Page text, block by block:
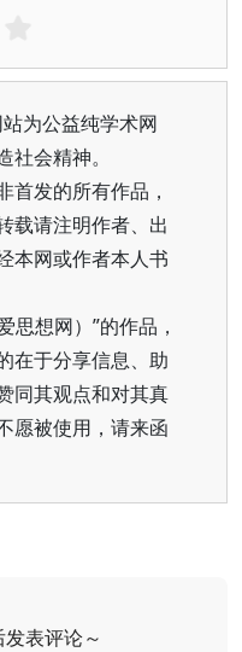
为公益纯学术网
会精神。
首发的所有作品，
载请注明作者、出
本网或作者本人书
思想网）”的作品，
在于分享信息、助
同其观点和对其真
愿被使用，请来函
发表评论～